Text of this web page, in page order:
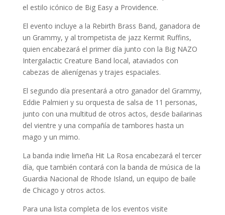
el estilo icónico de Big Easy a Providence.
El evento incluye a la Rebirth Brass Band, ganadora de
un Grammy, y al trompetista de jazz Kermit Ruffins,
quien encabezará el primer día junto con la Big NAZO
Intergalactic Creature Band local, ataviados con
cabezas de alienígenas y trajes espaciales.
El segundo día presentará a otro ganador del Grammy,
Eddie Palmieri y su orquesta de salsa de 11 personas,
junto con una multitud de otros actos, desde bailarinas
del vientre y una compañía de tambores hasta un
mago y un mimo.
La banda indie limeña Hit La Rosa encabezará el tercer
día, que también contará con la banda de música de la
Guardia Nacional de Rhode Island, un equipo de baile
de Chicago y otros actos.
Para una lista completa de los eventos visite